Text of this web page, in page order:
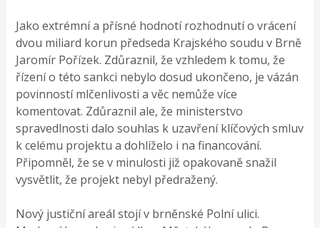
Jako extrémní a přísné hodnotí rozhodnutí o vrácení
dvou miliard korun předseda Krajského soudu v Brně
Jaromír Pořízek. Zdůraznil, že vzhledem k tomu, že
řízení o této sankci nebylo dosud ukončeno, je vázán
povinností mlčenlivosti a věc nemůže více
komentovat. Zdůraznil ale, že ministerstvo
spravedlnosti dalo souhlas k uzavření klíčových smluv
k celému projektu a dohlíželo i na financování.
Připomněl, že se v minulosti již opakovaně snažil
vysvětlit, že projekt nebyl předražený.
Nový justiční areál stojí v brněnské Polní ulici.